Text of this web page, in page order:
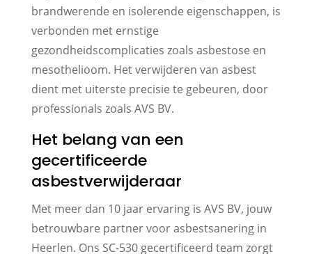
brandwerende en isolerende eigenschappen, is
verbonden met ernstige
gezondheidscomplicaties zoals asbestose en
mesothelioom. Het verwijderen van asbest
dient met uiterste precisie te gebeuren, door
professionals zoals AVS BV.
Het belang van een
gecertificeerde
asbestverwijderaar
Met meer dan 10 jaar ervaring is AVS BV, jouw
betrouwbare partner voor asbestsanering in
Heerlen. Ons SC-530 gecertificeerd team zorgt